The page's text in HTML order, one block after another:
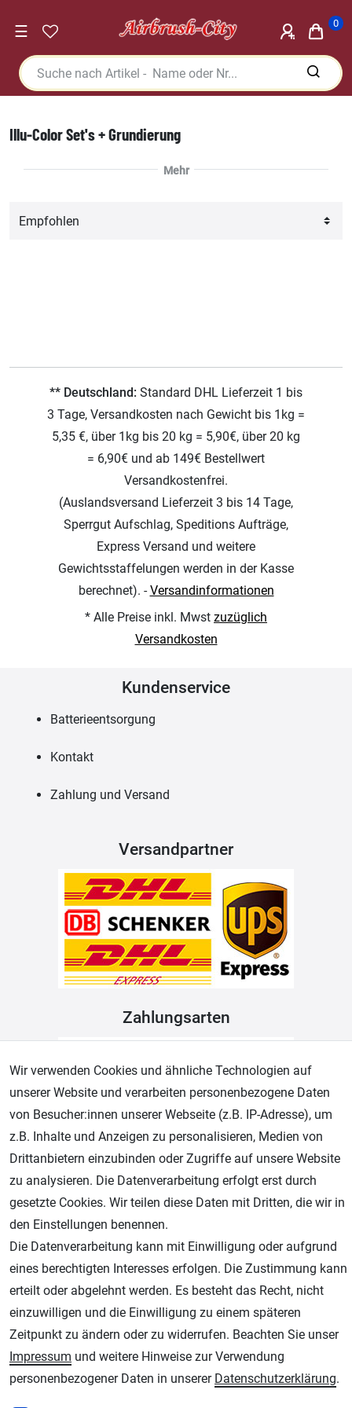
☰ 0
Illu-Color Set's + Grundierung
** Deutschland: Standard DHL Lieferzeit 1 bis
3 Tage, Versandkosten nach Gewicht bis 1kg =
5,35 €, über 1kg bis 20 kg = 5,90€, über 20 kg
= 6,90€ und ab 149€ Bestellwert
Versandkostenfrei.
(Auslandsversand Lieferzeit 3 bis 14 Tage,
Sperrgut Aufschlag, Speditions Aufträge,
Express Versand und weitere
Gewichtsstaffelungen werden in der Kasse
berechnet). -Versandinformationen
* Alle Preise inkl. Mwst zuzüglich
Versandkosten
Kundenservice
Batterieentsorgung
Kontakt
Zahlung und Versand
Versandpartner
Zahlungsarten
Geprüfter Shop
AGB Widerrufsrecht Datenschutz Impressum
Unsere weiteren Shops:
Wir verwenden Cookies und ähnliche Technologien auf
unserer Website und verarbeiten personenbezogene Daten
von Besucher:innen unserer Webseite (z.B. IP-Adresse), um
z.B. Inhalte und Anzeigen zu personalisieren, Medien von
Drittanbietern einzubinden oder Zugriffe auf unsere Website
zu analysieren. Die Datenverarbeitung erfolgt erst durch
gesetzte Cookies. Wir teilen diese Daten mit Dritten, die wir in
den Einstellungen benennen.
Die Datenverarbeitung kann mit Einwilligung oder aufgrund
eines berechtigten Interesses erfolgen. Die Zustimmung kann
erteilt oder abgelehnt werden. Es besteht das Recht, nicht
einzuwilligen und die Einwilligung zu einem späteren
Zeitpunkt zu ändern oder zu widerrufen. Beachten Sie unser
Impressum und weitere Hinweise zur Verwendung
personenbezogener Daten in unserer Daten­schutz­erklärung.